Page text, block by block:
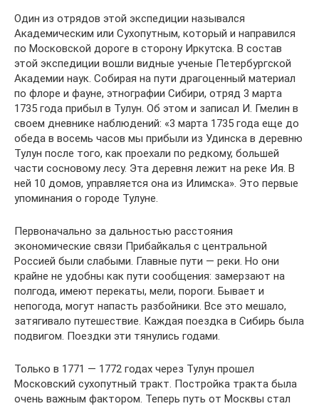
Один из отрядов этой экспедиции назывался
Академическим или Сухопутным, который и направился
по Московской дороге в сторону Иркутска. В состав
этой экспедиции вошли видные ученые Петербургской
Академии наук. Собирая на пути драгоценный материал
по флоре и фауне, этнографии Сибири, отряд 3 марта
1735 года прибыл в Тулун. Об этом и записал И. Гмелин в
своем дневнике наблюдений: «3 марта 1735 года еще до
обеда в восемь часов мы прибыли из Удинска в деревню
Тулун после того, как проехали по редкому, большей
части сосновому лесу. Эта деревня лежит на реке Ия. В
ней 10 домов, управляется она из Илимска». Это первые
упоминания о городе Тулуне.
Первоначально за дальностью расстояния
экономические связи Прибайкалья с центральной
Россией были слабыми. Главные пути — реки. Но они
крайне не удобны как пути сообщения: замерзают на
полгода, имеют перекаты, мели, пороги. Бывает и
непогода, могут напасть разбойники. Все это мешало,
затягивало путешествие. Каждая поездка в Сибирь была
подвигом. Поездки эти тянулись годами.
Только в 1771 — 1772 годах через Тулун прошел
Московский сухопутный тракт. Постройка тракта была
очень важным фактором. Теперь путь от Москвы стал